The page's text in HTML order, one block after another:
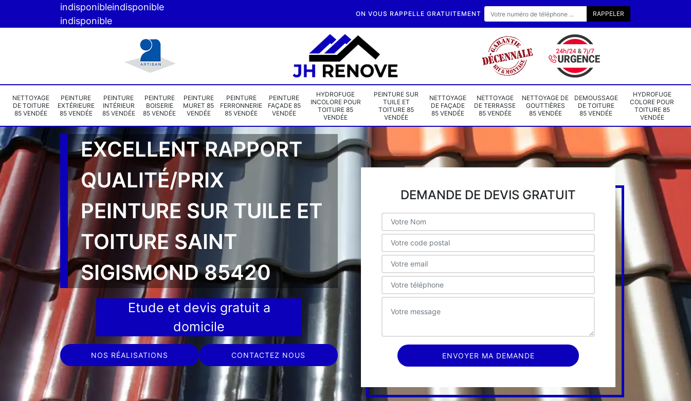
indisponibleindisponible
indisponible
ON VOUS RAPPELLE GRATUITEMENT
NETTOYAGE
DE TOITURE
85 VENDÉE
PEINTURE
EXTÉRIEURE
85 VENDÉE
PEINTURE
INTÉRIEUR
85 VENDÉE
PEINTURE
BOISERIE
85 VENDÉE
PEINTURE
MURET 85
VENDÉE
PEINTURE
FERRONNERIE
85 VENDÉE
PEINTURE
FAÇADE 85
VENDÉE
HYDROFUGE
INCOLORE POUR
TOITURE 85
VENDÉE
PEINTURE SUR
TUILE ET
TOITURE 85
VENDÉE
NETTOYAGE
DE FAÇADE
85 VENDÉE
NETTOYAGE
DE TERRASSE
85 VENDÉE
NETTOYAGE DE
GOUTTIÈRES
85 VENDÉE
DEMOUSSAGE
DE TOITURE
85 VENDÉE
HYDROFUGE
COLORE POUR
TOITURE 85
VENDÉE
EXCELLENT RAPPORT
QUALITÉ/PRIX
PEINTURE SUR TUILE ET
TOITURE SAINT
SIGISMOND 85420
Etude et devis gratuit a
domicile
NOS RÉALISATIONS CONTACTEZ NOUS
DEMANDE DE DEVIS GRATUIT